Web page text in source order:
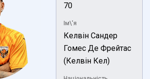
70
Ім\'я
Келвін Сандер
Гомес Де Фрейтас
(Келвін Кел)